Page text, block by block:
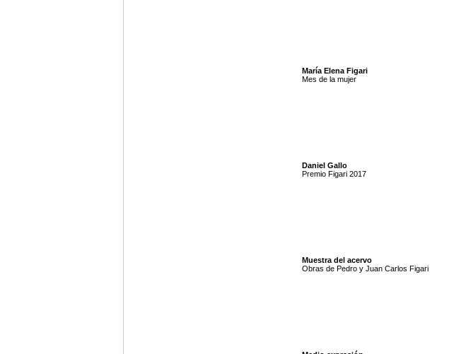
María Elena Figari
Mes de la mujer
Daniel Gallo
Premio Figari 2017
Muestra del acervo
Obras de Pedro y Juan Carlos Figari